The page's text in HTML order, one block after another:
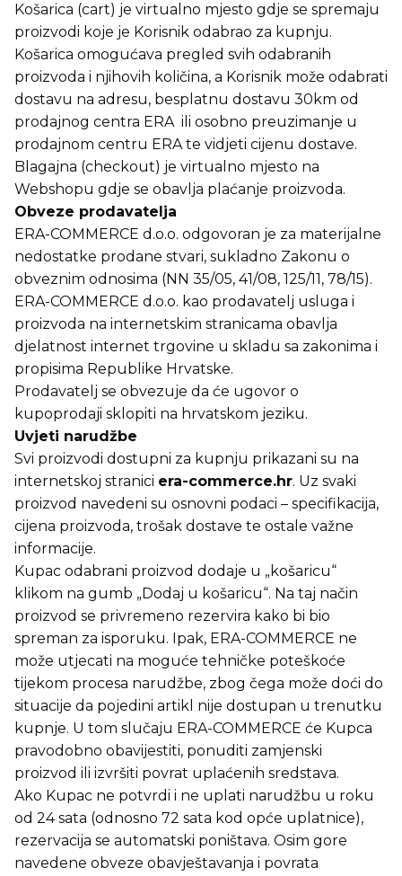
Košarica (cart) je virtualno mjesto gdje se spremaju
proizvodi koje je Korisnik odabrao za kupnju.
Košarica omogućava pregled svih odabranih
proizvoda i njihovih količina, a Korisnik može odabrati
dostavu na adresu, besplatnu dostavu 30km od
prodajnog centra ERA ili osobno preuzimanje u
prodajnom centru ERA te vidjeti cijenu dostave.
Blagajna (checkout) je virtualno mjesto na
Webshopu gdje se obavlja plaćanje proizvoda.
Obveze prodavatelja
ERA-COMMERCE d.o.o. odgovoran je za materijalne
nedostatke prodane stvari, sukladno Zakonu o
obveznim odnosima (NN 35/05, 41/08, 125/11, 78/15).
ERA-COMMERCE d.o.o. kao prodavatelj usluga i
proizvoda na internetskim stranicama obavlja
djelatnost internet trgovine u skladu sa zakonima i
propisima Republike Hrvatske.
Prodavatelj se obvezuje da će ugovor o
kupoprodaji sklopiti na hrvatskom jeziku.
Uvjeti narudžbe
Svi proizvodi dostupni za kupnju prikazani su na
internetskoj stranici era-commerce.hr. Uz svaki
proizvod navedeni su osnovni podaci – specifikacija,
cijena proizvoda, trošak dostave te ostale važne
informacije.
Kupac odabrani proizvod dodaje u „košaricu“
klikom na gumb „Dodaj u košaricu“. Na taj način
proizvod se privremeno rezervira kako bi bio
spreman za isporuku. Ipak, ERA-COMMERCE ne
može utjecati na moguće tehničke poteškoće
tijekom procesa narudžbe, zbog čega može doći do
situacije da pojedini artikl nije dostupan u trenutku
kupnje. U tom slučaju ERA-COMMERCE će Kupca
pravodobno obavijestiti, ponuditi zamjenski
proizvod ili izvršiti povrat uplaćenih sredstava.
Ako Kupac ne potvrdi i ne uplati narudžbu u roku
od 24 sata (odnosno 72 sata kod opće uplatnice),
rezervacija se automatski poništava. Osim gore
navedene obveze obavještavanja i povrata